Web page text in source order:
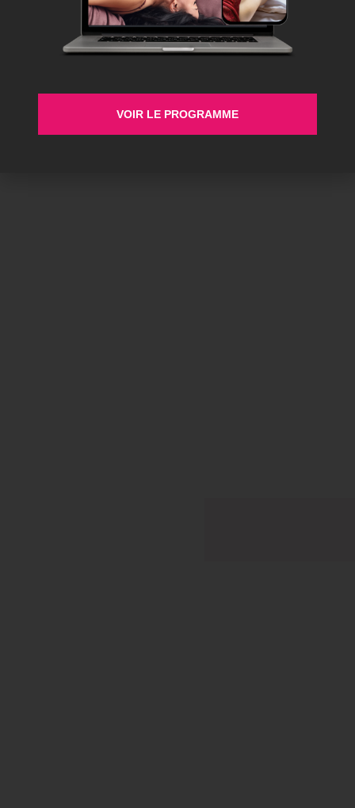
VOIR LE PROGRAMME